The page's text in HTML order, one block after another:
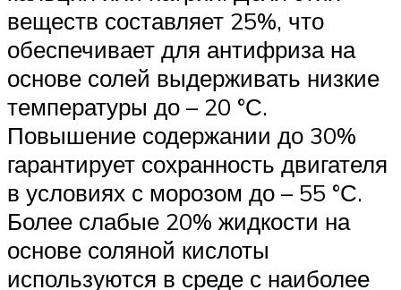
веществ составляет 25%, что
обеспечивает для антифриза на
основе солей выдерживать низкие
температуры до – 20 °С.
Повышение содержании до 30%
гарантирует сохранность двигателя
в условиях с морозом до – 55 °С.
Более слабые 20% жидкости на
основе соляной кислоты
используются в среде с наиболее